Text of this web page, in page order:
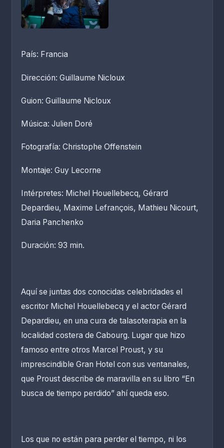
País: Francia
Dirección: Guillaume Nicloux
Guion: Guillaume Nicloux
Música: Julien Doré
Fotografía: Christophe Offenstein
Montaje: Guy Lecorne
Intérpretes: Michel Houellebecq, Gérard
Depardieu, Maxime Lefrançois, Mathieu Nicourt,
Daria Panchenko
Duración: 93 min.
Aquí se juntas dos conocidas celebridades el
escritor Michel Houellebecq y el actor Gérard
Depardieu, en una cura de talasoterapia en la
localidad costera de Cabourg. Lugar que hizo
famoso entre otros Marcel Proust, y su
imprescindible Gran Hotel con sus ventanales,
que Proust describe de maravilla en su libro “En
busca de tiempo perdido” ahí queda eso.
Los que no están para perder el tiempo, ni los